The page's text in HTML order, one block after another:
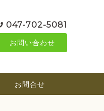
047-702-5081
お問い合わせ
お問合せ